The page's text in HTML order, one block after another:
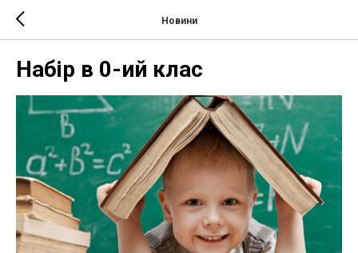
Новини
Набір в 0-ий клас